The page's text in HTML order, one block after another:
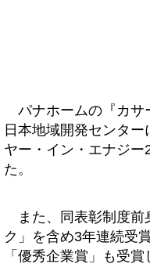
パナホームの『カサ
日本地域開発センタ
ヤー・イン・エナジー
た。
また、同表彰制度
ク」を含め3年連続受
「優秀企業賞」も受賞